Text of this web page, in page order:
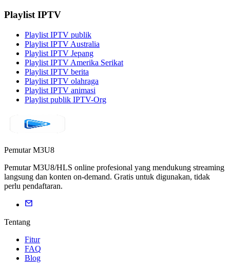
Playlist IPTV
Playlist IPTV publik
Playlist IPTV Australia
Playlist IPTV Jepang
Playlist IPTV Amerika Serikat
Playlist IPTV berita
Playlist IPTV olahraga
Playlist IPTV animasi
Playlist publik IPTV-Org
Pemutar M3U8
Pemutar M3U8/HLS online profesional yang mendukung streaming
langsung dan konten on-demand. Gratis untuk digunakan, tidak
perlu pendaftaran.
Tentang
Fitur
FAQ
Blog